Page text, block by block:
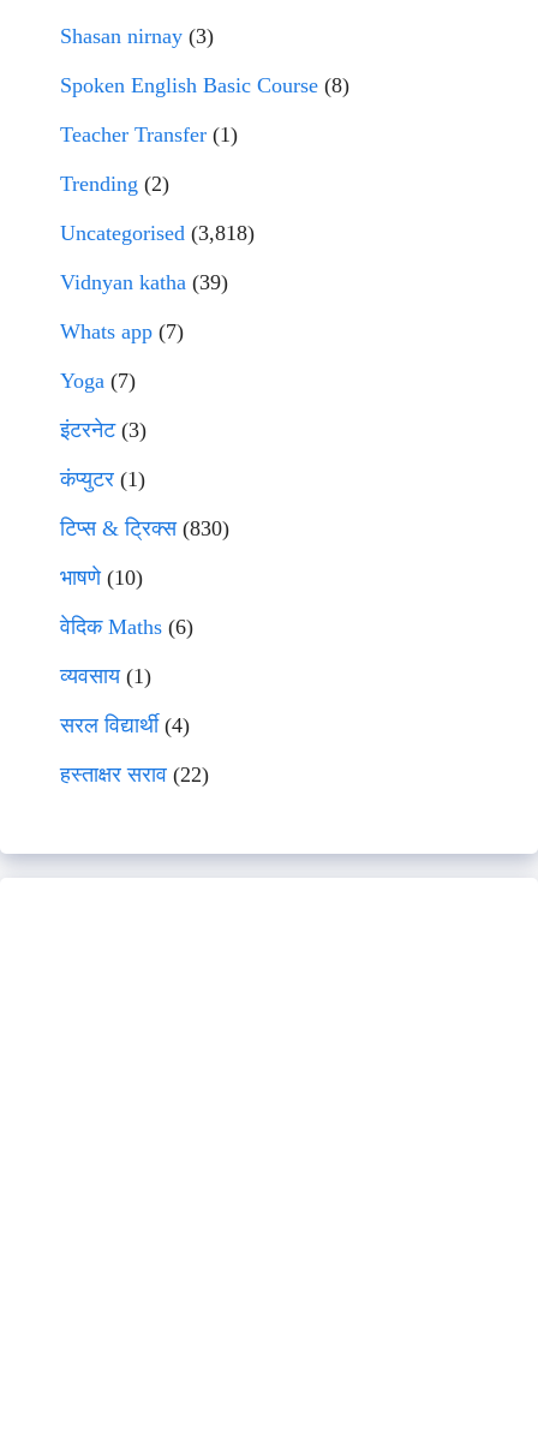
Shasan nirnay (3)
Spoken English Basic Course (8)
Teacher Transfer (1)
Trending (2)
Uncategorised (3,818)
Vidnyan katha (39)
Whats app (7)
Yoga (7)
इंटरनेट(3)
कंप्युटर (1)
टिप्स & ट्रिक्स(830)
भाषणे(10)
वेदिक Maths (6)
व्यवसाय(1)
सरल विद्यार्थी(4)
हस्ताक्षर सराव (22)